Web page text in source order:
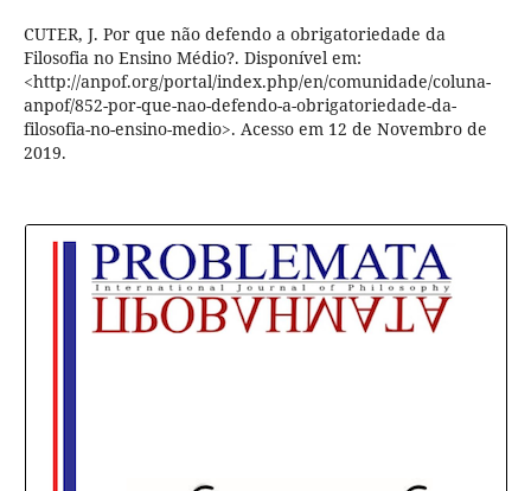
CUTER, J. Por que não defendo a obrigatoriedade da
Filosofia no Ensino Médio?. Disponível em:
<http://anpof.org/portal/index.php/en/comunidade/coluna-
anpof/852-por-que-nao-defendo-a-obrigatoriedade-da-
filosofia-no-ensino-medio>. Acesso em 12 de Novembro de
2019.